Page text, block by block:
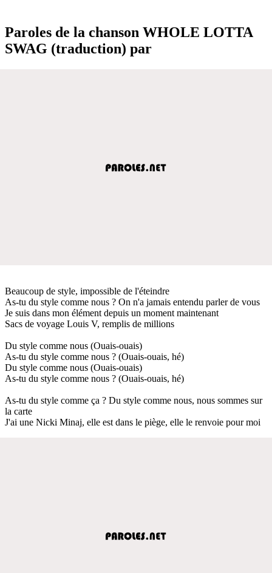
Paroles de la chanson WHOLE LOTTA
SWAG (traduction) par
Beaucoup de style, impossible de l'éteindre
As-tu du style comme nous ? On n'a jamais entendu parler de vous
Je suis dans mon élément depuis un moment maintenant
Sacs de voyage Louis V, remplis de millions
Du style comme nous (Ouais-ouais)
As-tu du style comme nous ? (Ouais-ouais, hé)
Du style comme nous (Ouais-ouais)
As-tu du style comme nous ? (Ouais-ouais, hé)
As-tu du style comme ça ? Du style comme nous, nous sommes sur
la carte
J'ai une Nicki Minaj, elle est dans le piège, elle le renvoie pour moi